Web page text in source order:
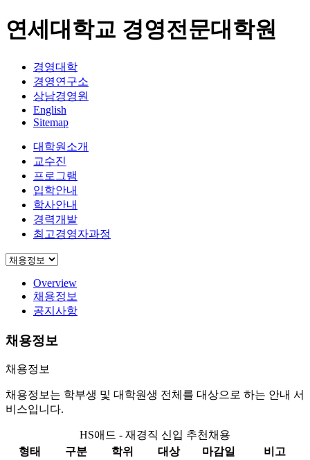
연세대학교 경영전문대학원
경영대학
경영연구소
상남경영원
English
Sitemap
대학원소개
교수진
프로그램
입학안내
학사안내
경력개발
최고경영자과정
Overview
채용정보
공지사항
채용정보
채용정보
채용정보는 학부생 및 대학원생 전체를 대상으로 하는 안내 서
비스입니다.
HS애드 - 재경직 신입 추천채용
형태
구분 학위 대상 마감일
비고